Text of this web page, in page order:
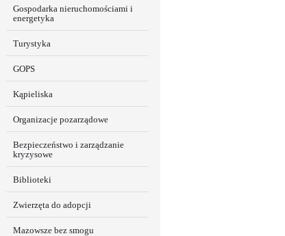
Gospodarka nieruchomościami i
energetyka
Turystyka
GOPS
Kąpieliska
Organizacje pozarządowe
Bezpieczeństwo i zarządzanie
kryzysowe
Biblioteki
Zwierzęta do adopcji
Mazowsze bez smogu